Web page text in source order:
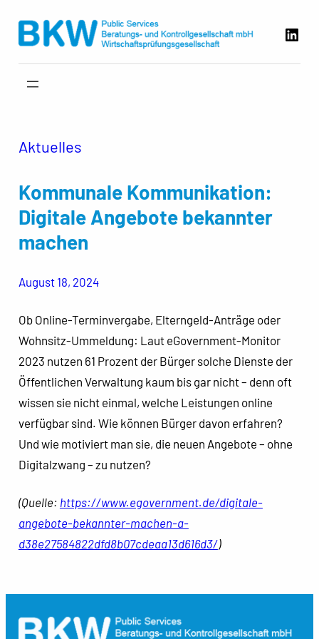
Inhalt
Aktuelles
Kommunale Kommunikation:
Digitale Angebote bekannter
machen
August 18, 2024
Ob Online-Terminvergabe, Elterngeld-Anträge oder
Wohnsitz-Ummeldung: Laut eGovernment-Monitor
2023 nutzen 61 Prozent der Bürger solche Dienste der
Öffentlichen Verwaltung kaum bis gar nicht – denn oft
wissen sie nicht einmal, welche Leistungen online
verfügbar sind. Wie können Bürger davon erfahren?
Und wie motiviert man sie, die neuen Angebote – ohne
Digitalzwang – zu nutzen?
(Quelle: https://www.egovernment.de/digitale-
angebote-bekannter-machen-a-
d38e27584822dfd8b07cdeaa13d616d3/)